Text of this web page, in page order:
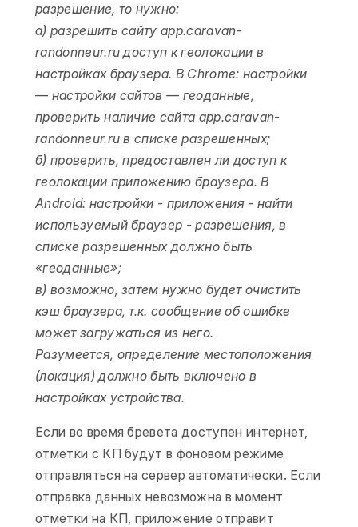
разрешение, то нужно:
а) разрешить сайту app.caravan-
randonneur.ru доступ к геолокации в
настройках браузера. В Chrome: настройки
— настройки сайтов — геоданные,
проверить наличие сайта app.caravan-
randonneur.ru в списке разрешенных;
б) проверить, предоставлен ли доступ к
геолокации приложению браузера. В
Android: настройки - приложения - найти
используемый браузер - разрешения, в
списке разрешенных должно быть
«геоданные»;
в) возможно, затем нужно будет очистить
кэш браузера, т.к. сообщение об ошибке
может загружаться из него.
Разумеется, определение местоположения
(локация) должно быть включено в
настройках устройства.
Если во время бревета доступен интернет,
отметки с КП будут в фоновом режиме
отправляться на сервер автоматически. Если
отправка данных невозможна в момент
отметки на КП, приложение отправит